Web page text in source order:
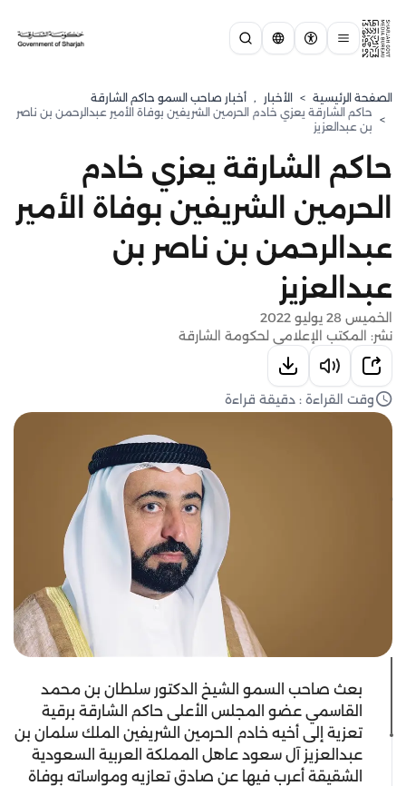
الصفحة الرئيسية > الأخبار , أخبار صاحب السمو حاكم الشارقة
>
حاكم الشارقة يعزي خادم الحرمين الشريفين بوفاة الأمير عبدالرحمن بن ناصر
بن عبدالعزيز
حاكم الشارقة يعزي خادم
الحرمين الشريفين بوفاة الأمير
عبدالرحمن بن ناصر بن
عبدالعزيز
الخميس 28 يوليو 2022
نشر: المكتب الإعلامي لحكومة الشارقة
وقت القراءة : دقيقة قراءة
بعث صاحب السمو الشيخ الدكتور سلطان بن محمد
القاسمي عضو المجلس الأعلى حاكم الشارقة برقية
تعزية إلى أخيه خادم الحرمين الشريفين الملك سلمان بن
عبدالعزيز آل سعود عاهل المملكة العربية السعودية
الشقيقة أعرب فيها عن صادق تعازيه ومواساته بوفاة